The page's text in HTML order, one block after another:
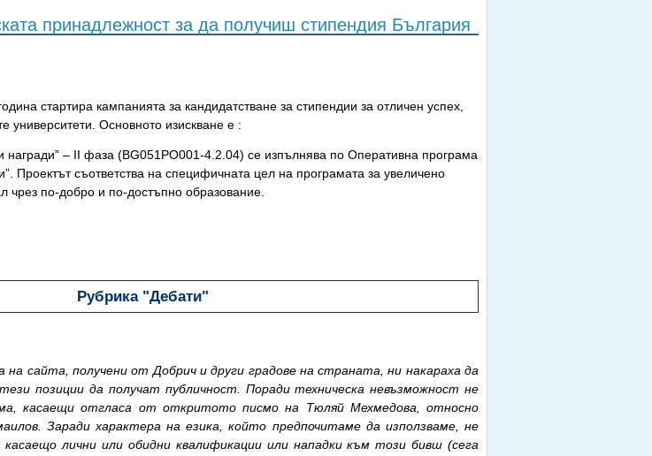
принадлежност за да получиш стипендия България
стартира кампанията за кандидатстване за стипендии за отличен успех,
университети. Основното изискване е :
награди” – ІІ фаза (BG051PO001-4.2.04) се изпълнява по Оперативна програма
Проектът съответства на специфичната цел на програмата за увеличено
чрез по-добро и по-достъпно образование.
Рубрика "Дебати"
сайта, получени от Добрич и други градове на страната, ни накараха да
позиции да получат публичност. Поради техническа невъзможност не
касаещи отгласа от откритото писмо на Тюляй Мехмедова, относно
Заради характера на езика, който предпочитаме да използваме, не
лични или обидни квалификации или нападки към този бивш (сега